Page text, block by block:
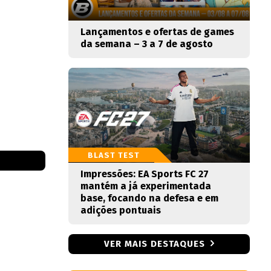
Lançamentos e ofertas de games
da semana – 3 a 7 de agosto
BLAST TEST
Impressões: EA Sports FC 27
mantém a já experimentada
base, focando na defesa e em
adições pontuais
VER MAIS DESTAQUES